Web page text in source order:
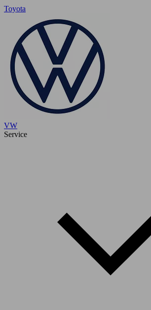
Toyota
VW
Service